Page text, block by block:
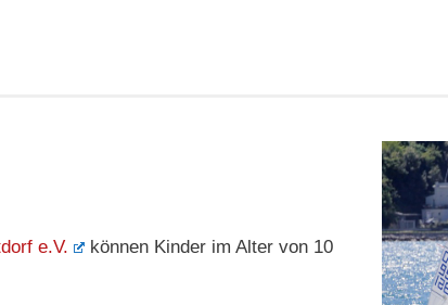
e.V.
können Kinder im Alter von 10